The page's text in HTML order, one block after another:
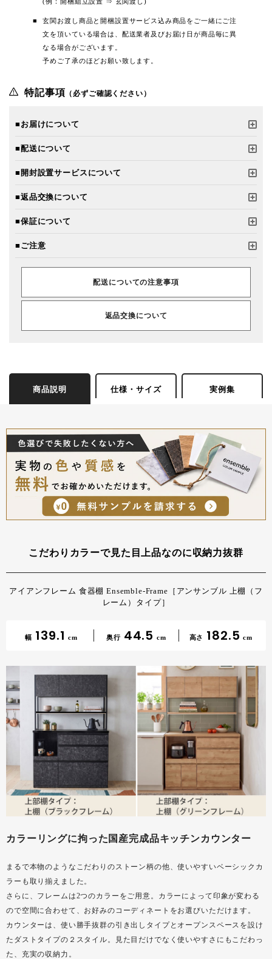
玄関お渡し商品と開梱設置サービス込み商品をご一緒にご注
文を頂いている場合は、配送業者及びお届け日が商品毎に異
なる場合がございます。
予めご了承のほどお願い致します。
特記事項 （必ずご確認ください）
■お届けについて
■配送について
■開封設置サービスについて
■返品交換について
■保証について
■ご注意
配送についての注意事項
返品交換について
商品説明 仕様・サイズ 実例集
こだわりカラーで見た目上品なのに収納力抜群
アイアンフレーム 食器棚 Ensemble-Frame［アンサンブル 上棚（フ
レーム）タイプ］
幅 139.1 cm 奥行 44.5 cm 高さ 182.5 cm
カラーリングに拘った国産完成品キッチンカウンター
まるで本物のようなこだわりのストーン柄の他、使いやすいベーシックカ
ラーも取り揃えました。
さらに、フレームは2つのカラーをご用意。カラーによって印象が変わる
ので空間に合わせて、お好みのコーディネートをお選びいただけます。
カウンターは、使い勝手抜群の引き出しタイプとオープンスペースを設け
たダストタイプの２スタイル。見た目だけでなく使いやすさにもこだわっ
た、充実の収納力。